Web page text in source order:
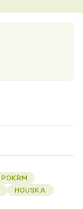
POKRM
HOUSKA